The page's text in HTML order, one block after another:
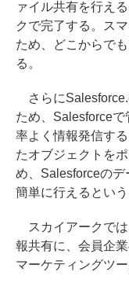
ァイル共有を行え
クで完了する。ス
ため、どこからで
る。
さらに
ため、Salesforce
率よく情報発信す
たオブジェクトを
め、Salesforceの
簡単に行えるという
スカイアークでは
報共有に、会員企
マーケティングツ